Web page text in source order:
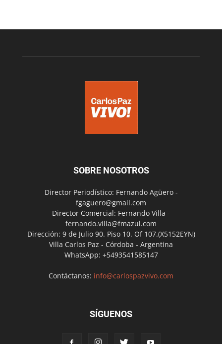
SOBRE NOSOTROS
Director Periodístico: Fernando Agüero -
fgaguero@gmail.com
Director Comercial: Fernando Villa -
fernando.villa@fmazul.com
Dirección: 9 de Julio 90. Piso 10. Of 107.(X5152EYN)
Villa Carlos Paz - Córdoba - Argentina
WhatsApp: +5493541585147
Contáctanos: info@carlospazvivo.com
SÍGUENOS